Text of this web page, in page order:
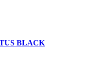
BLACK